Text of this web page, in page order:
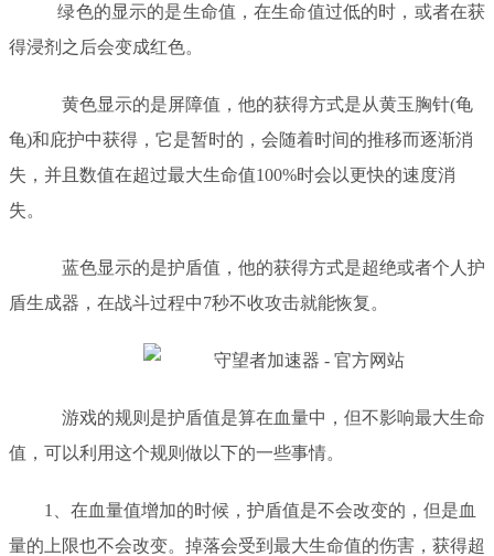
绿色的显示的是生命值，在生命值过低的时，或者在获
得浸剂 之后会变成红色。
黄色显示的是屏障值，他的获得方式是从黄玉胸针(龟
龟)和庇护中获得 ， 它是暂时的，会随着时间的推移而逐渐消
失，并且数值在超过最大生命值100%时会以更快的速度消
失。
蓝色显示的是护盾值，他的获得方式是超绝或者个人护
盾生成器 ， 在战斗过程中7秒不收攻击就能恢复。
游戏的规则是护盾值是算在血量中，但不影响最大生命
值，可以利用这个规则做以下的一些事情。
1、在血量值增加的时候，护盾值是不会改变的，但是血
量的上限也不会改变。 掉落会受到最大生命值的伤害，获得超